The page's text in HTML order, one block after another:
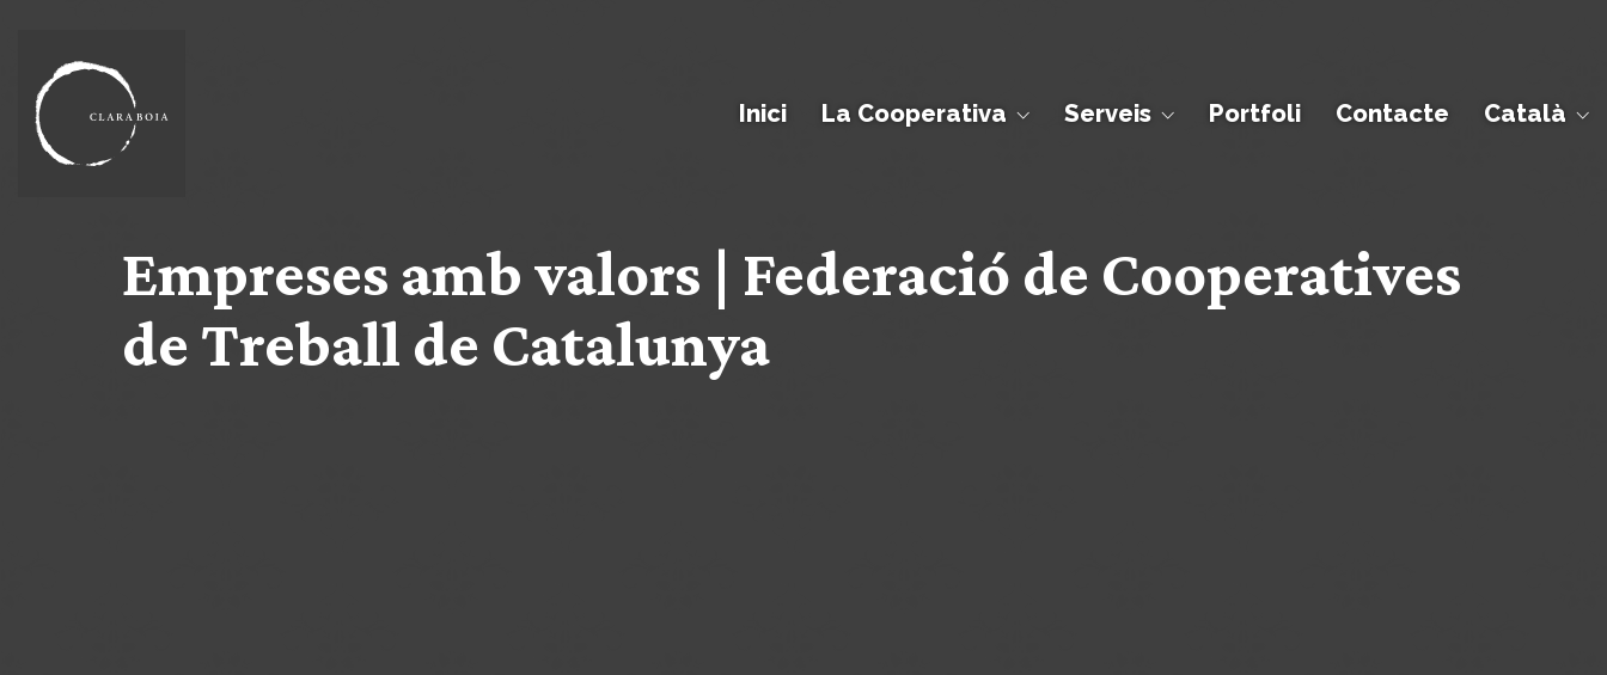
Inici La Cooperativa Serveis Portfoli Contacte Català
Empreses amb valors | Federació de Cooperatives
de Treball de Catalunya